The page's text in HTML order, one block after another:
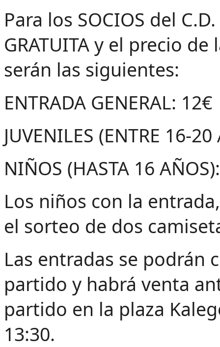
Para los SOCIOS del
GRATUITA y el precio
serán las siguientes:
ENTRADA GENERAL: 12€
JUVENILES (ENTRE 16-
NIÑOS (HASTA 16
Los niños con la
el sorteo de dos
Las entradas se podrán
partido y habrá venta
partido en la plaza
13:30.